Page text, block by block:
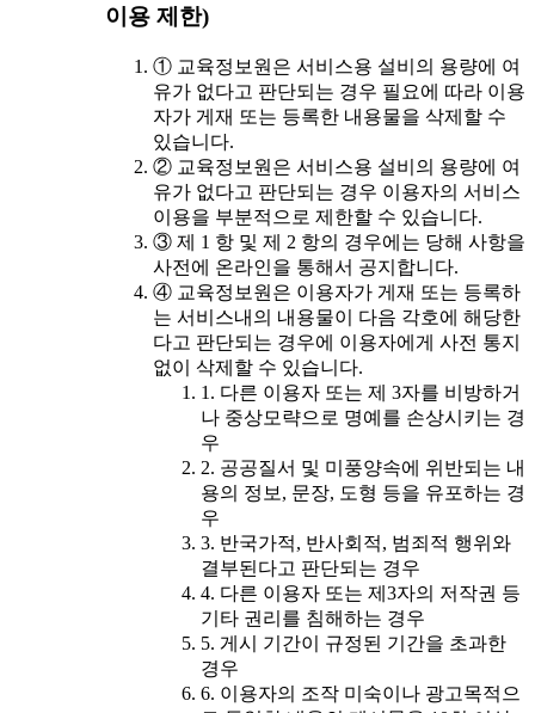
이용 제한)
① 교육정보원은 서비스용 설비의 용량에 여
유가 없다고 판단되는 경우 필요에 따라 이용
자가 게재 또는 등록한 내용물을 삭제할 수
있습니다.
② 교육정보원은 서비스용 설비의 용량에 여
유가 없다고 판단되는 경우 이용자의 서비스
이용을 부분적으로 제한할 수 있습니다.
③ 제 1 항 및 제 2 항의 경우에는 당해 사항을
사전에 온라인을 통해서 공지합니다.
④ 교육정보원은 이용자가 게재 또는 등록하
는 서비스내의 내용물이 다음 각호에 해당한
다고 판단되는 경우에 이용자에게 사전 통지
없이 삭제할 수 있습니다.
1. 다른 이용자 또는 제 3자를 비방하거
나 중상모략으로 명예를 손상시키는 경
우
2. 공공질서 및 미풍양속에 위반되는 내
용의 정보, 문장, 도형 등을 유포하는 경
우
3. 반국가적, 반사회적, 범죄적 행위와
결부된다고 판단되는 경우
4. 다른 이용자 또는 제3자의 저작권 등
기타 권리를 침해하는 경우
5. 게시 기간이 규정된 기간을 초과한
경우
6. 이용자의 조작 미숙이나 광고목적으